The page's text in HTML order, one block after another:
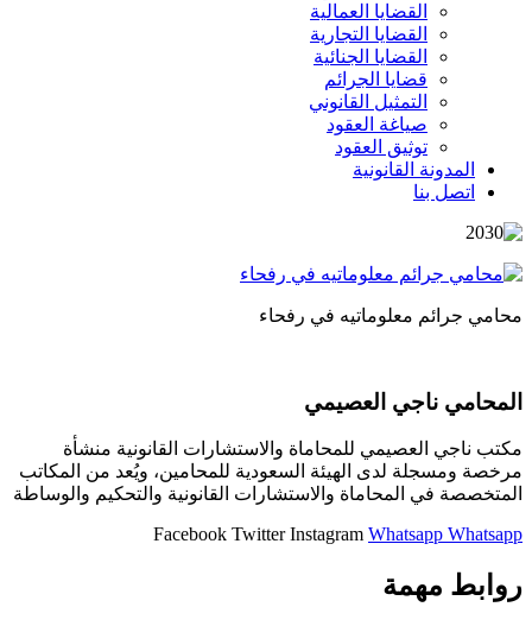
القضايا العمالية
القضايا التجارية
القضايا الجنائية
قضايا الجرائم
التمثيل القانوني
صياغة العقود
توثيق العقود
المدونة القانونية
اتصل بنا
محامي جرائم معلوماتيه في رفحاء
المحامي ناجي العصيمي
مكتب ناجي العصيمي للمحاماة والاستشارات القانونية منشأة
مرخصة ومسجلة لدى الهيئة السعودية للمحامين، ويُعد من المكاتب
المتخصصة في المحاماة والاستشارات القانونية والتحكيم والوساطة
Facebook Twitter Instagram Whatsapp Whatsapp
روابط مهمة